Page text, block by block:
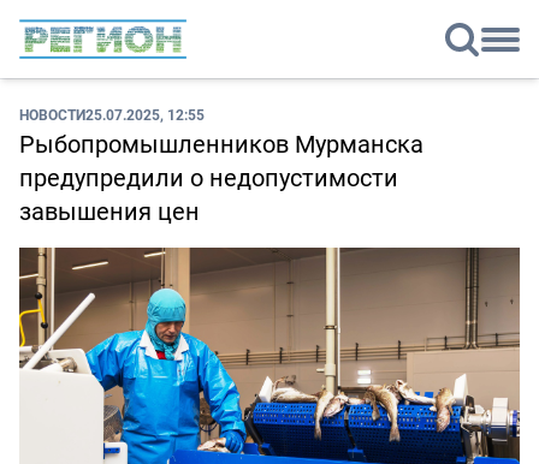
НОВОСТИ25.07.2025, 12:55
Рыбопромышленников Мурманска
предупредили о недопустимости
завышения цен